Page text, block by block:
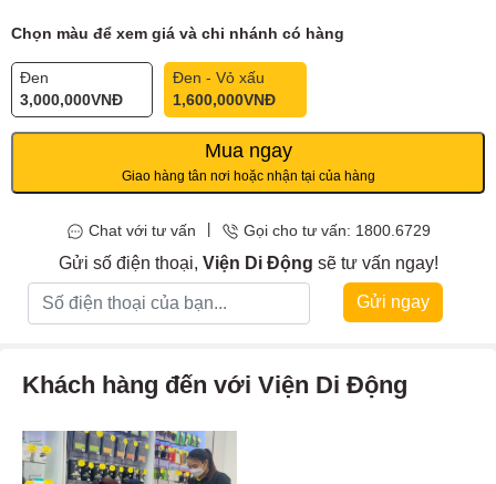
Chọn màu để xem giá và chi nhánh có hàng
Đen
3,000,000VNĐ
Đen - Vỏ xấu
1,600,000VNĐ
Mua ngay
Giao hàng tân nơi hoặc nhận tại của hàng
Chat với tư vấn Gọi cho tư vấn: 1800.6729
Gửi số điện thoại, Viện Di Động sẽ tư vấn ngay!
Gửi ngay
Khách hàng đến với Viện Di Động